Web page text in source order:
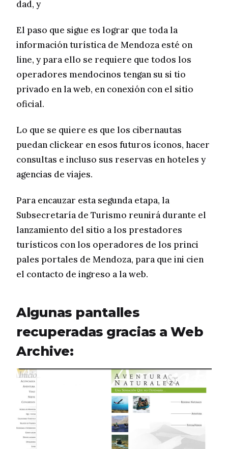
dad, y
El paso que sigue es lograr que toda la
información turística de Mendoza esté on
line, y para ello se requiere que todos los
operadores mendocinos tengan su si tio
privado en la web, en conexión con el sitio
oficial.
Lo que se quiere es que los cibernautas
puedan clickear en esos futuros íconos, hacer
consultas e incluso sus reservas en hoteles y
agencias de viajes.
Para encauzar esta segunda etapa, la
Subsecretaría de Turismo reunirá durante el
lanzamiento del sitio a los prestadores
turísticos con los operadores de los princi
pales portales de Mendoza, para que ini cien
el contacto de ingreso a la web.
Algunas pantalles
recuperadas gracias a Web
Archive: